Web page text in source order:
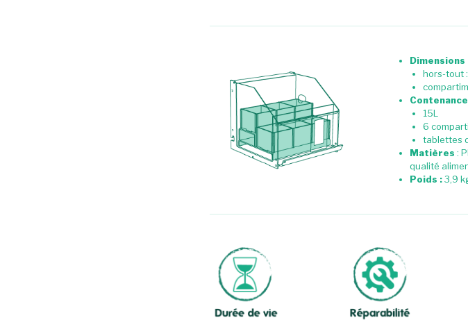
Dimensions
hors-tout :
15L
6
tablettes
Matières :
qualité
Poids :3,9